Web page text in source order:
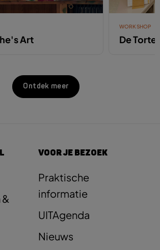
Art
WORKSHOP
De
Ontdek meer
VOOR JE BEZOEK
Praktische
informatie
UITAgenda
Nieuws